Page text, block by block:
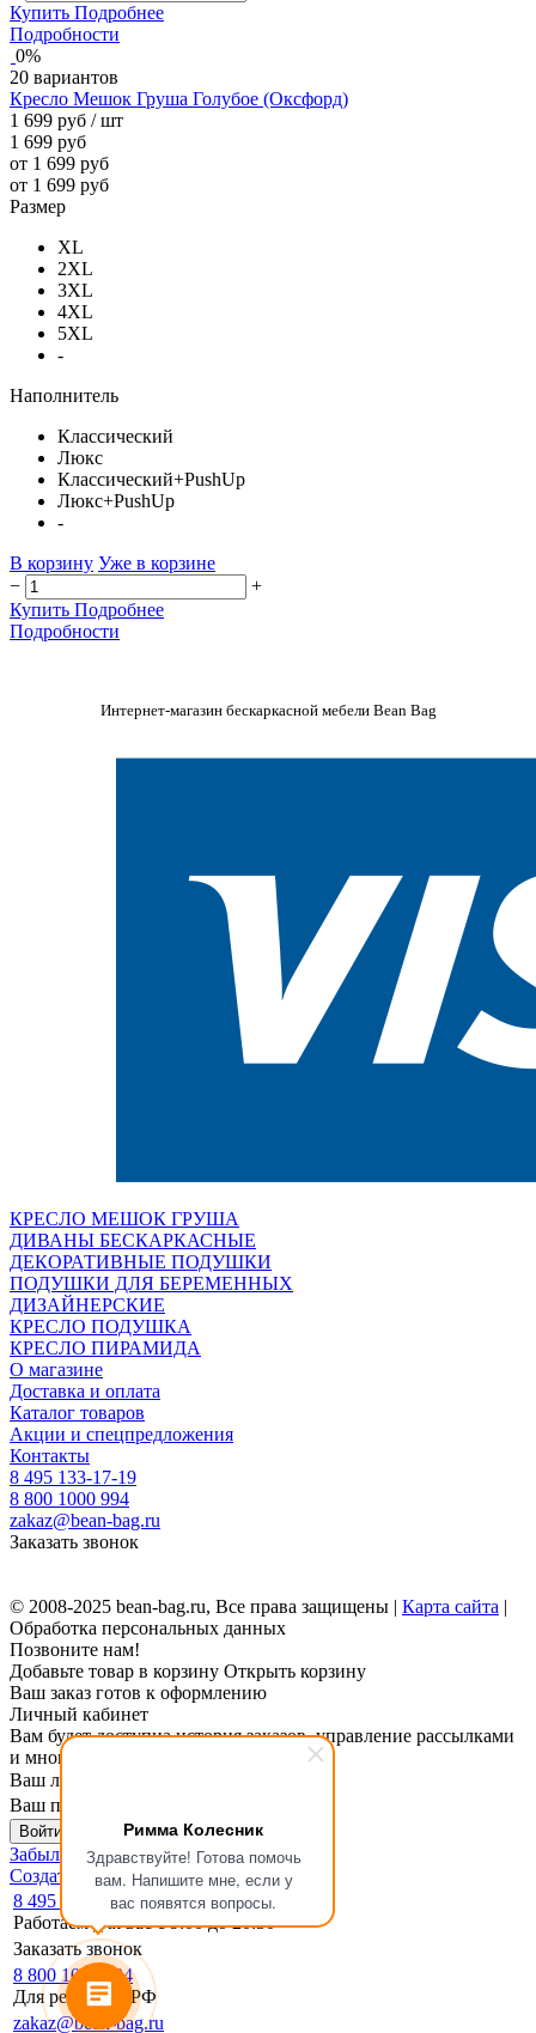
Римма Колесник
Здравствуйте! Готова помочь
вам. Напишите мне, если у
вас появятся вопросы.
Купить Подробнее
Подробности
0%
20 вариантов
Кресло Мешок Груша Голубое (Оксфорд)
1 699 руб / шт
1 699 руб
от 1 699 руб
от 1 699 руб
Размер
XL
2XL
3XL
4XL
5XL
-
Наполнитель
Классический
Люкс
Классический+PushUp
Люкс+PushUp
-
В корзину Уже в корзине
−
+
Купить Подробнее
Подробности
Интернет-магазин бескаркасной мебели Bean Bag
КРЕСЛО МЕШОК ГРУША
ДИВАНЫ БЕСКАРКАСНЫЕ
ДЕКОРАТИВНЫЕ ПОДУШКИ
ПОДУШКИ ДЛЯ БЕРЕМЕННЫХ
ДИЗАЙНЕРСКИЕ
КРЕСЛО ПОДУШКА
КРЕСЛО ПИРАМИДА
О магазине
Доставка и оплата
Каталог товаров
Акции и спецпредложения
Контакты
8 495 133-17-19
8 800 1000 994
zakaz@bean-bag.ru
Заказать звонок
© 2008-2025 bean-bag.ru, Все права защищены | Карта сайта |
Обработка персональных данных
Позвоните нам!
Добавьте товар в корзину Открыть корзину
Ваш заказ готов к оформлению
Личный кабинет
Вам будет доступна история заказов, управление рассылками
и многое другое.
Ваш логин
Ваш пароль
Войти в личный кабинет
Забыли пароль?
Создать личный кабинет
8 495 133-17-19
Работаем для вас с 9:00 до 20:30
Заказать звонок
8 800 1000 994
Для регионов РФ
zakaz@bean-bag.ru